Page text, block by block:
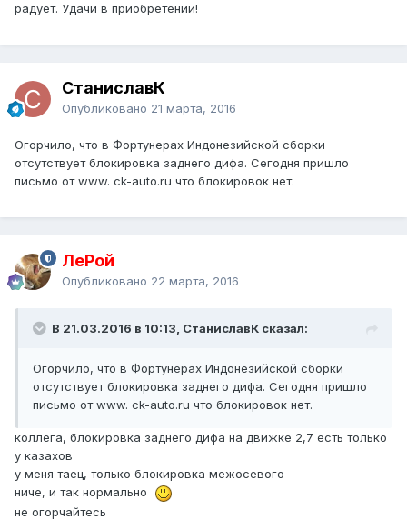
радует. Удачи в приобретении!
СтаниславК
Опубликовано 21 марта, 2016
Огорчило, что в Фортунерах Индонезийской сборки
отсутствует блокировка заднего дифа. Сегодня пришло
письмо от www. ck-auto.ru что блокировок нет.
ЛеРой
Опубликовано 22 марта, 2016
В 21.03.2016 в 10:13, СтаниславК сказал:
Огорчило, что в Фортунерах Индонезийской сборки
отсутствует блокировка заднего дифа. Сегодня пришло
письмо от www. ck-auto.ru что блокировок нет.
коллега, блокировка заднего дифа на движке 2,7 есть только
у казахов
у меня таец, только блокировка межосевого
ниче, и так нормально
не огорчайтесь